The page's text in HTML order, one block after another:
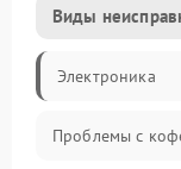
Виды
Электроника
Проблемы с